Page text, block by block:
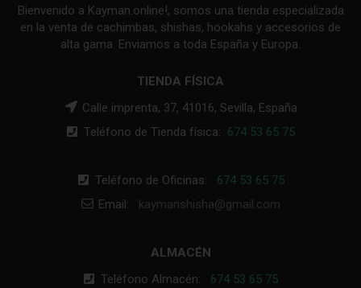
Bienvenido a Kayman.online!, somos una tienda especializada
en la venta de cachimbas, shishas, hookahs y accesorios de
alta gama. Enviamos a toda España y Europa.
TIENDA FÍSICA
Calle imprenta, 37, 41016, Sevilla, España
Teléfono de Tienda física: 674 53 65 75
Teléfono de Oficinas: 674 53 65 75
Email: kaymanshisha@gmail.com
ALMACÉN
Teléfono Almacén: 674 53 65 75